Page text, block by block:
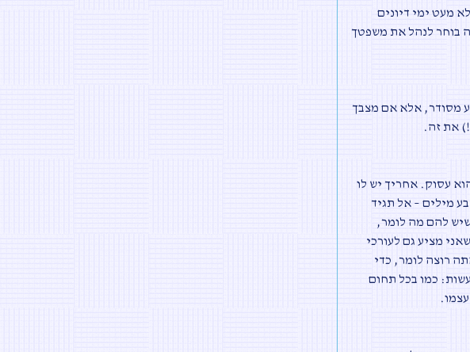
מעט ימי דיונים
בוחר לנהל את משפטך
מסודר, אלא אם מצבך
את זה.
עסוק. אחריך יש לו
מילים – אל תגיד
להם מה לומר,
מציע גם לעורכי
רוצה לומר, כדי
כמו בכל תחום
.